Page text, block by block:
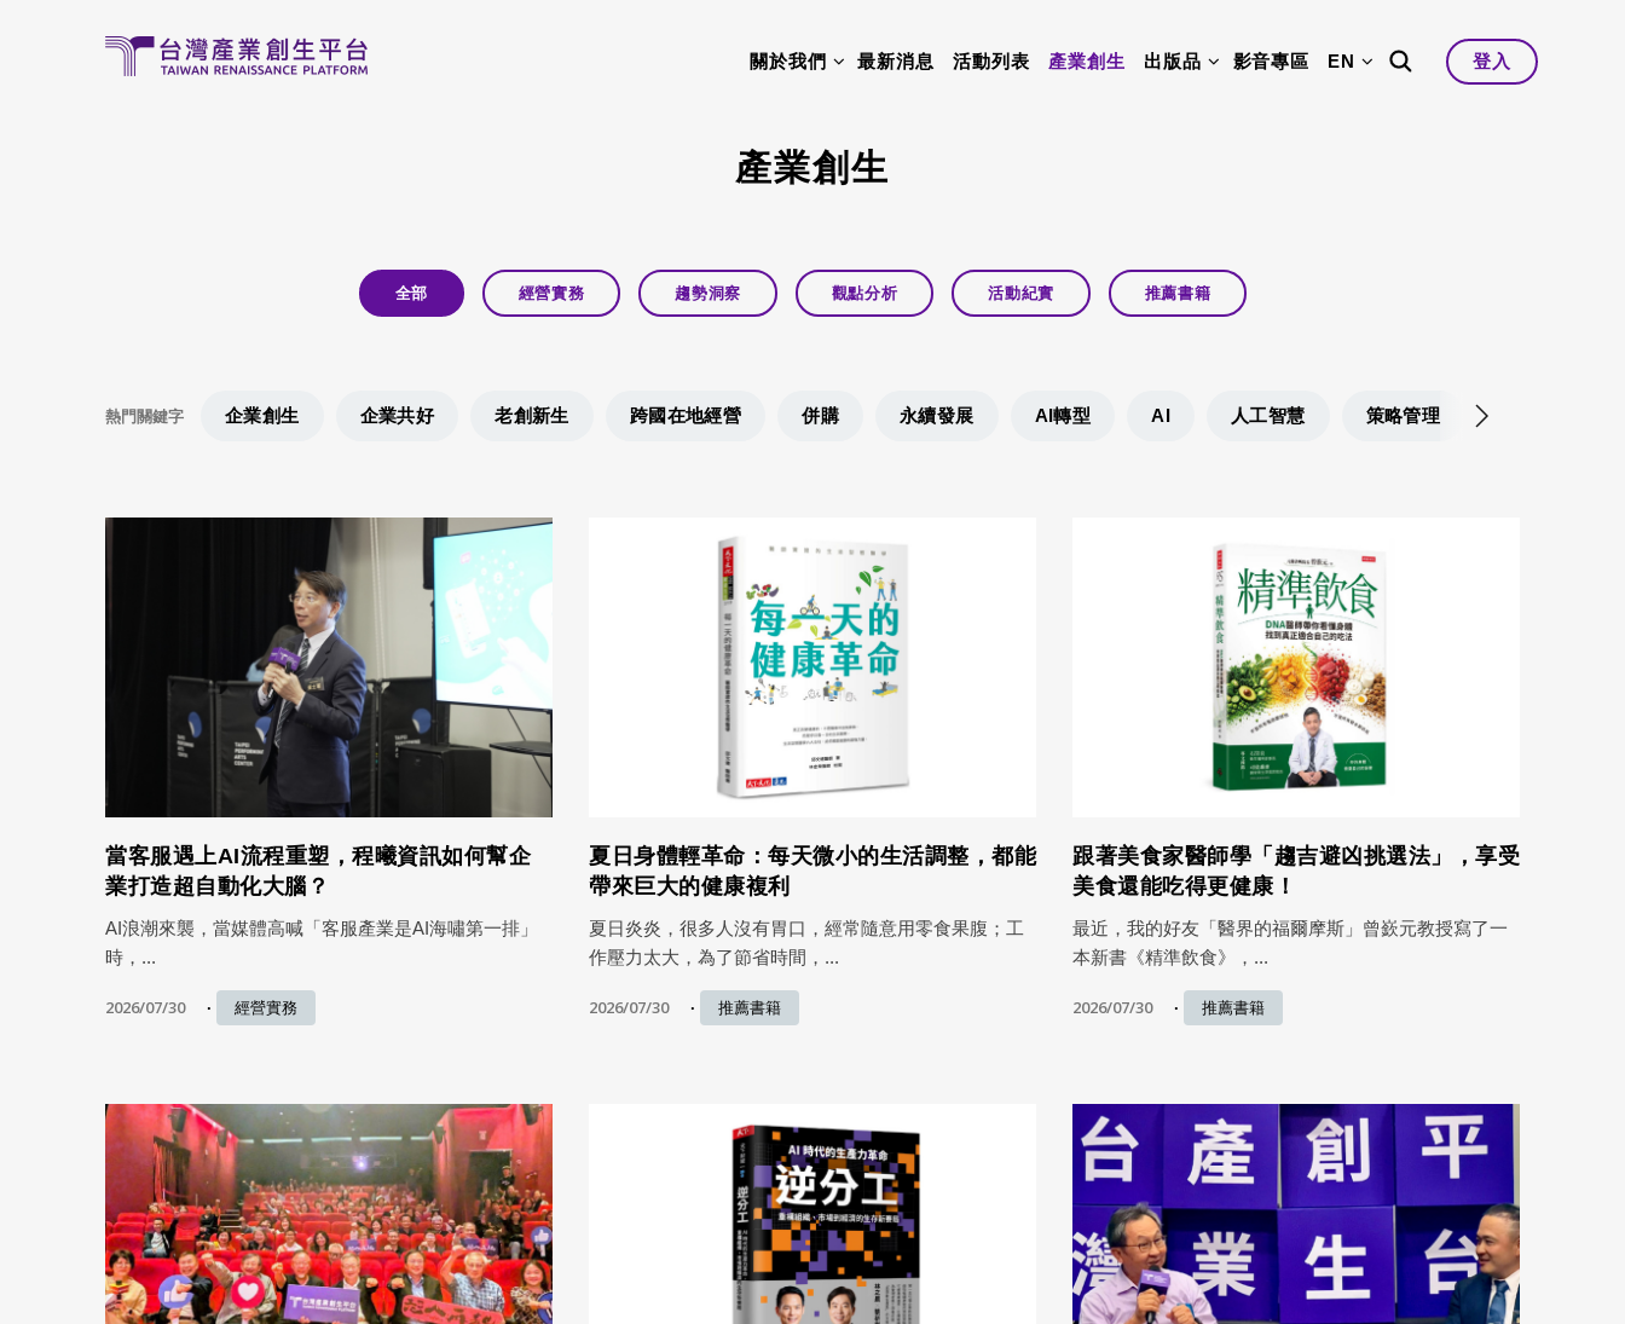
EN
關於我們 最新消息 活動列表 產業創生 出版品 影音專區 登入
產業創生
全部 經營實務 趨勢洞察 觀點分析 活動紀實 推薦書籍
熱門關鍵字 企業創生 企業共好 老創新生 跨國在地經營 併購 永續發展 AI轉型 AI 人工智慧 策略管理
當客服遇上AI流程重塑，程曦資訊如何幫企
業打造超自動化大腦？
AI浪潮來襲，當媒體高喊「客服產業是AI海嘯第一排」
時，...
2026/07/30 經營實務
夏日身體輕革命：每天微小的生活調整，都能
帶來巨大的健康複利
夏日炎炎，很多人沒有胃口，經常隨意用零食果腹；工
作壓力太大，為了節省時間，...
2026/07/30 推薦書籍
跟著美食家醫師學「趨吉避凶挑選法」，享受
美食還能吃得更健康！
最近，我的好友「醫界的福爾摩斯」曾嶔元教授寫了一
本新書《精準飲食》，...
2026/07/30 推薦書籍